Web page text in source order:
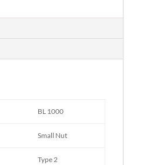
BL 1000
Small Nut
Type 2